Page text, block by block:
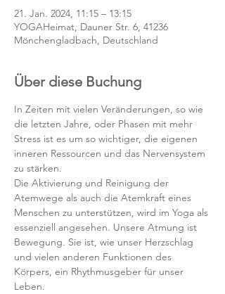
21. Jan. 2024, 11:15 – 13:15
YOGAHeimat, Dauner Str. 6, 41236
Mönchengladbach, Deutschland
Über diese Buchung
In Zeiten mit vielen Veränderungen, so wie
die letzten Jahre, oder Phasen mit mehr
Stress ist es um so wichtiger, die eigenen
inneren Ressourcen und das Nervensystem
zu stärken.
Die Aktivierung und Reinigung der
Atemwege als auch die Atemkraft eines
Menschen zu unterstützen, wird im Yoga als
essenziell angesehen. Unsere Atmung ist
Bewegung. Sie ist, wie unser Herzschlag
und vielen anderen Funktionen des
Körpers, ein Rhythmusgeber für unser
Leben.